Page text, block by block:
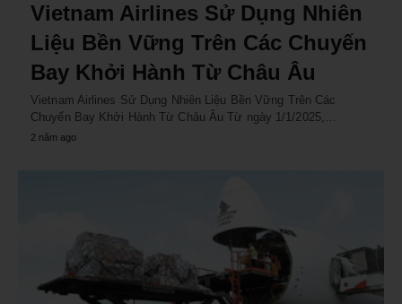
Vietnam Airlines Sử Dụng Nhiên
Liệu Bền Vững Trên Các Chuyến
Bay Khởi Hành Từ Châu Âu
Vietnam Airlines Sử Dụng Nhiên Liệu Bền Vững Trên Các
Chuyến Bay Khởi Hành Từ Châu Âu Từ ngày 1/1/2025,…
2 năm ago